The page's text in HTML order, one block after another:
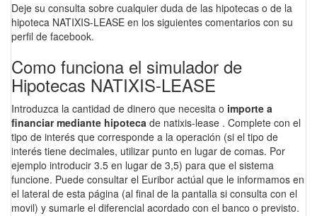
Deje su consulta sobre cualquier duda de las hipotecas o de la
hipoteca NATIXIS-LEASE en los siguientes comentarios con su
perfil de facebook.
Como funciona el simulador de
Hipotecas NATIXIS-LEASE
Introduzca la cantidad de dinero que necesita o importe a
financiar mediante hipoteca de natixis-lease . Complete con el
tipo de interés que corresponde a la operación (si el tipo de
interés tiene decimales, utilizar punto en lugar de comas. Por
ejemplo introducir 3.5 en lugar de 3,5) para que el sistema
funcione. Puede consultar el Euribor actúal que le informamos en
el lateral de esta página (al final de la pantalla si consulta con el
movil) y sumarle el diferencial acordado con el banco o previsto.